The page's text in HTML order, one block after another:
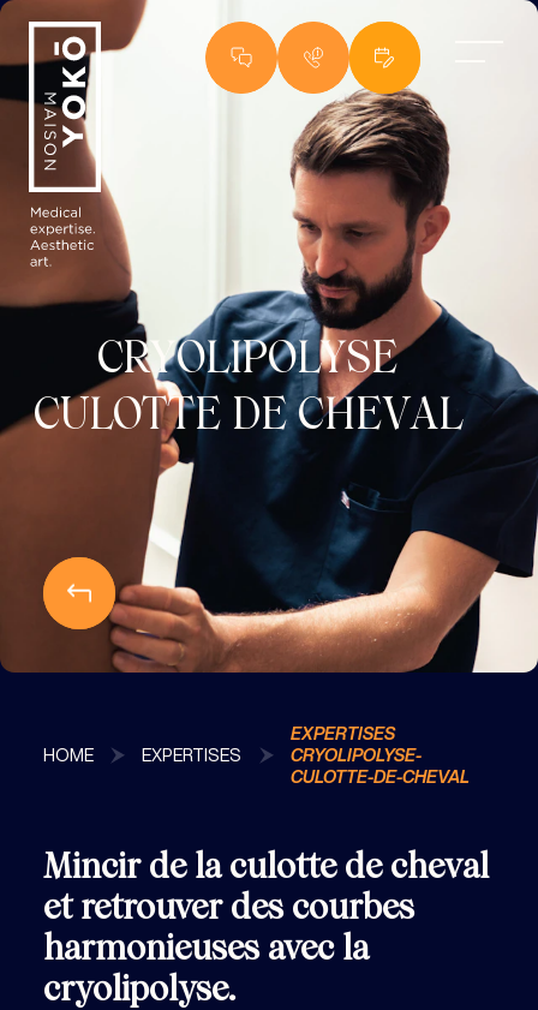
Centre esthétique à Lyon : centre de médecine esthétique et centre laser
HOME EXPERTISES
EXPERTISES
CRYOLIPOLYSE-
CULOTTE-DE-CHEVAL
CRYOLIPOLYSE
CULOTTE DE CHEVAL
Mincir de la culotte de cheval
et retrouver des courbes
harmonieuses avec la
cryolipolyse.